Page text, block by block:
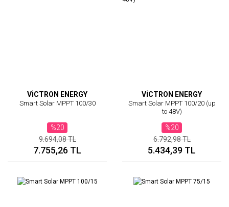
VİCTRON ENERGY
Smart Solar MPPT 100/30
%20
7.755,26 TL
9.694,08 TL
VİCTRON ENERGY
Smart Solar MPPT 100/20 (up
to 48V)
%20
5.434,39 TL
6.792,98 TL